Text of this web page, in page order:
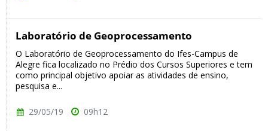
Laboratório de Geoprocessamento
O Laboratório de Geoprocessamento do Ifes-Campus de
Alegre fica localizado no Prédio dos Cursos Superiores e tem
como principal objetivo apoiar as atividades de ensino,
pesquisa e...
29/05/19 09h12